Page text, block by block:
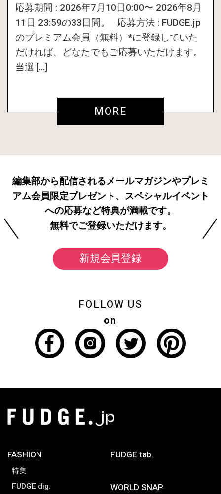
応募期間 : 2026年7月10日0:00〜 2026年8月
11日 23:59の33日間。 応募方法 : FUDGE.jp
のプレミアム会員（無料）*に登録していた
だければ、どなたでもご応募いただけます。
当選 […]
MORE
編集部から配信されるメールマガジンやプレミ
アム会員限定プレゼント、スペシャルイベント
への応募など特典が満載です。
無料でご登録いただけます。
新規会員登録
FOLLOW US
on
FASHION
特集
FUDGE dig.
FUDGE tab.
WORLD SNAP